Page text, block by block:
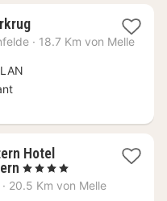
1
Nacht
· 18.7 Km von Melle
Hotel
1
Nacht
, 4 Sterne
· 20.5 Km von Melle